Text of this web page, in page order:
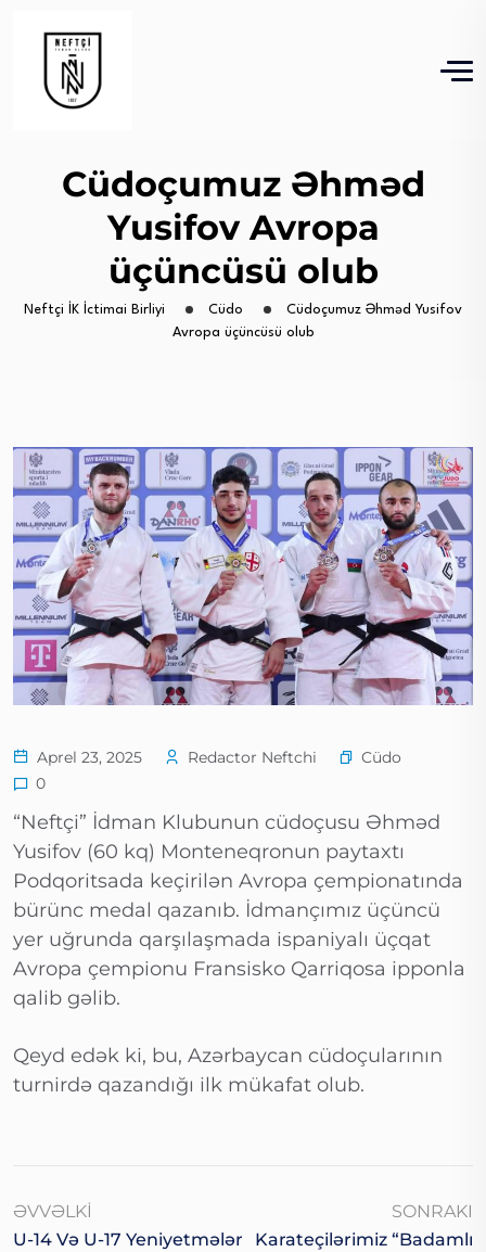
Cüdoçumuz Əhməd
Yusifov Avropa
üçüncüsü olub
Neftçi İK İctimai Birliyi Cüdo
Cüdoçumuz Əhməd Yusifov
Avropa üçüncüsü olub
Aprel 23, 2025 Redactor Neftchi
Cüdo
0
“Neftçi” İdman Klubunun cüdoçusu Əhməd
Yusifov (60 kq) Monteneqronun paytaxtı
Podqoritsada keçirilən Avropa çempionatında
bürünc medal qazanıb. İdmançımız üçüncü
yer uğrunda qarşılaşmada ispaniyalı üçqat
Avropa çempionu Fransisko Qarriqosa ipponla
qalib gəlib.
Qeyd edək ki, bu, Azərbaycan cüdoçularının
turnirdə qazandığı ilk mükafat olub.
ƏVVƏLKI
U-14 Və U-17 Yeniyetmələr
SONRAKI
Karateçilərimiz “Badamlı